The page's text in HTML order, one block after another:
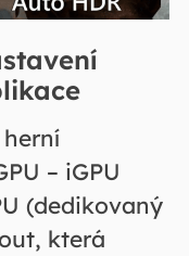
– iGPU
(dedikovaný
která